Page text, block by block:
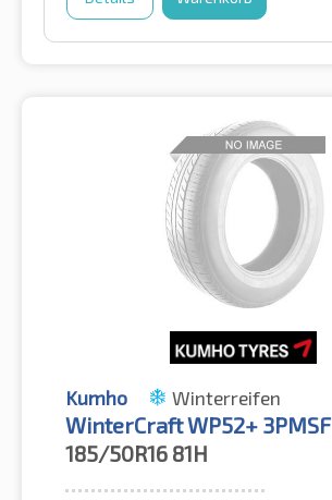
Kumho Winterreifen
WinterCraft WP52+ 3PMSF
185/50R16 81H